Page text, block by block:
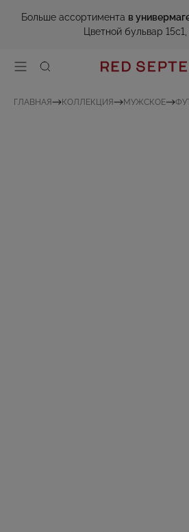
Больше ассортимента в
Цветной бульвар
ГЛАВНАЯ КОЛЛЕКЦИЯ МУЖСКОЕ